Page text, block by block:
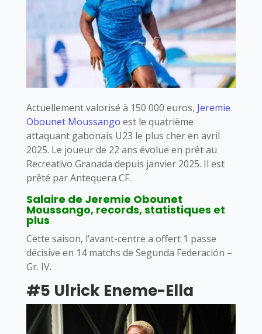
Actuellement valorisé à 150 000 euros, Jeremie
Obounet Moussango est le quatrième
attaquant gabonais U23 le plus cher en avril
2025. Le joueur de 22 ans évolue en prêt au
Recreativo Granada depuis janvier 2025. Il est
prêté par Antequera CF.
Salaire de Jeremie Obounet
Moussango, records, statistiques et
plus
Cette saison, l’avant-centre a offert 1 passe
décisive en 14 matchs de Segunda Federación –
Gr. IV.
#5 Ulrick Eneme-Ella